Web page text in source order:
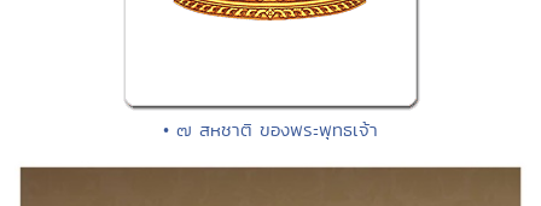
• ๗ สหชาติ ของพระพุทธเจ้า